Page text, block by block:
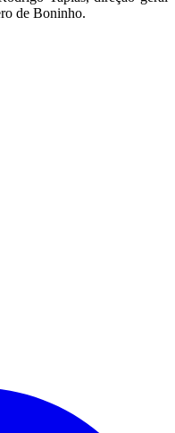
de Boninho.